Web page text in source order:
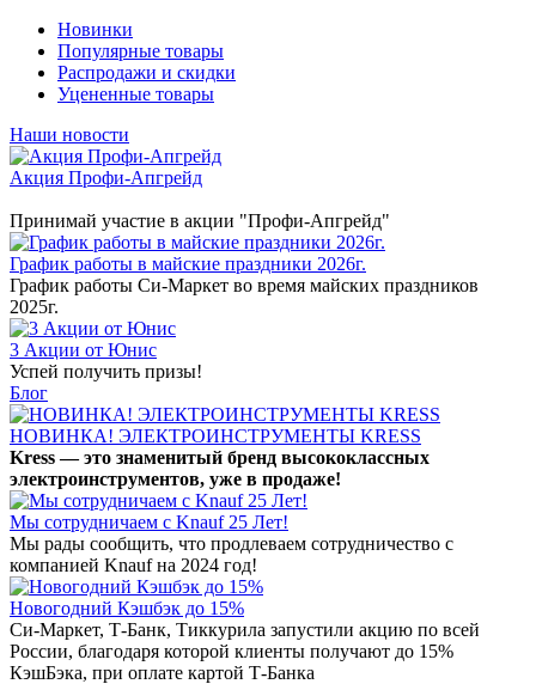
Новинки
Популярные товары
Распродажи и скидки
Уцененные товары
Наши новости
Акция Профи-Апгрейд
Принимай участие в акции "Профи-Апгрейд"
График работы в майские праздники 2026г.
График работы Си-Маркет во время майских праздников
2025г.
3 Акции от Юнис
Успей получить призы!
Блог
НОВИНКА! ЭЛЕКТРОИНСТРУМЕНТЫ KRESS
Kress — это знаменитый бренд высококлассных
электроинструментов, уже в продаже!
Мы сотрудничаем с Knauf 25 Лет!
Мы рады сообщить, что продлеваем сотрудничество с
компанией Knauf на 2024 год!
Новогодний Кэшбэк до 15%
Си-Маркет, Т-Банк, Тиккурила запустили акцию по всей
России, благодаря которой клиенты получают до 15%
КэшБэка, при оплате картой Т-Банка